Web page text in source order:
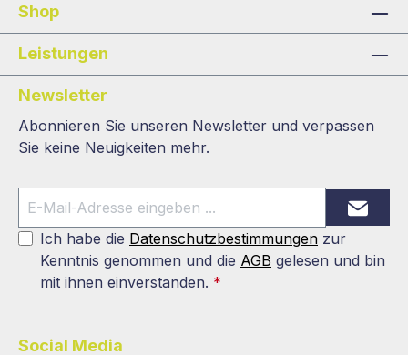
Shop
Leistungen
Newsletter
Abonnieren Sie unseren Newsletter und verpassen
Sie keine Neuigkeiten mehr.
Ich habe die Datenschutzbestimmungen zur
Kenntnis genommen und die AGB gelesen und bin
mit ihnen einverstanden. *
Social Media